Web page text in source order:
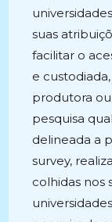
suas
facilitar o
e
produtora ou
pesquisa
delineada a
survey,
colhidas nos